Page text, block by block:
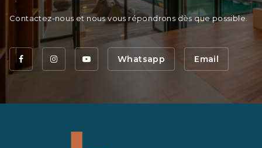
Contactez-nous et nous vous répondrons dès que possible.
Whatsapp Email